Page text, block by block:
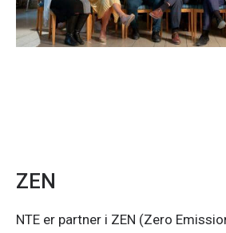
ZEN
NTE er partner i ZEN (Zero